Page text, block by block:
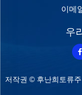
이메
우
저작권 © 후난희토류